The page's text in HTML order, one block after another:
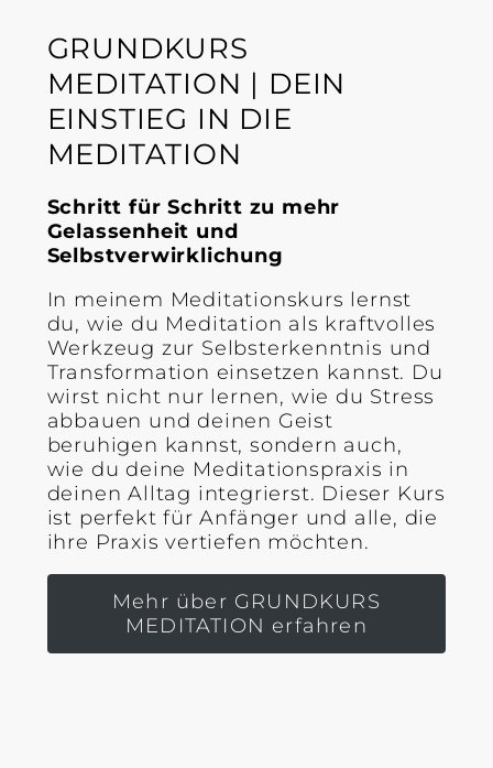
GRUNDKURS
MEDITATION | DEIN
EINSTIEG IN DIE
MEDITATION
Schritt für Schritt zu mehr
Gelassenheit und
Selbstverwirklichung
In meinem Meditationskurs lernst
du, wie du Meditation als kraftvolles
Werkzeug zur Selbsterkenntnis und
Transformation einsetzen kannst. Du
wirst nicht nur lernen, wie du Stress
abbauen und deinen Geist
beruhigen kannst, sondern auch,
wie du deine Meditationspraxis in
deinen Alltag integrierst. Dieser Kurs
ist perfekt für Anfänger und alle, die
ihre Praxis vertiefen möchten.
Mehr über GRUNDKURS
MEDITATION erfahren